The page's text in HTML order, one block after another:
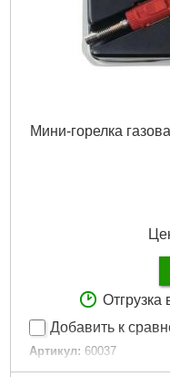
Мини-горелка
Отгрузка
Добавить к
Артикул: 60037
Код товара: 16.62.45